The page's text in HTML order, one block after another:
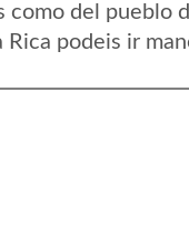
del pueblo
podeis ir